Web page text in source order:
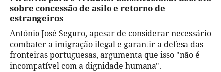
sobre concessão de asilo e retorno de
estrangeiros
António José Seguro, apesar de considerar necessário
combater a imigração ilegal e garantir a defesa das
fronteiras portuguesas, argumenta que isso "não é
incompatível com a dignidade humana".